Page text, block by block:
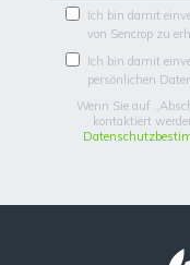
Ich bin damit
von Sencrop zu
Ich bin damit
persönlichen
Wenn Sie auf
kontaktiert